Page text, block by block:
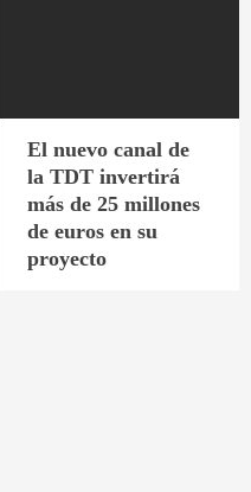
El nuevo canal de
la TDT invertirá
más de 25 millones
de euros en su
proyecto